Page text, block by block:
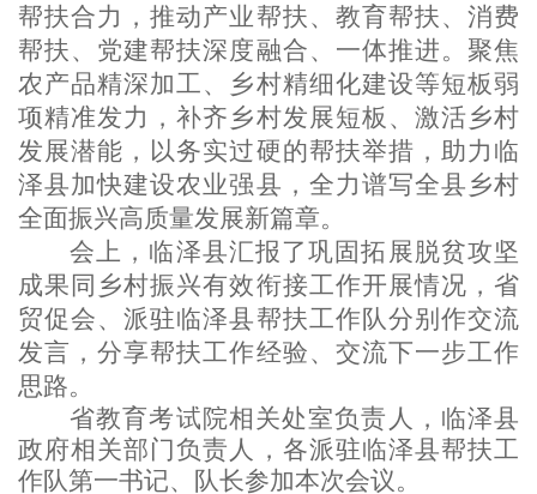
帮扶合力，推动产业帮扶、教育帮扶、消费
帮扶、党建帮扶深度融合、一体推进。聚焦
农产品精深加工、乡村精细化建设等短板弱
项精准发力，补齐乡村发展短板、激活乡村
发展潜能，以务实过硬的帮扶举措，助力临
泽县加快建设农业强县，全力谱写全县乡村
全面振兴高质量发展新篇章。
会上，临泽县汇报了巩固拓展脱贫攻坚
成果同乡村振兴有效衔接工作开展情况，省
贸促会、派驻临泽县帮扶工作队分别作交流
发言，分享帮扶工作经验、交流下一步工作
思路。
省教育考试院相关处室负责人，临泽县
政府相关部门负责人，各派驻临泽县帮扶工
作队第一书记、队长参加本次会议。